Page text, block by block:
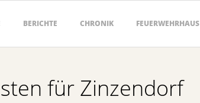
BERICHTE CHRONIK FEUERWEHRHAUS
für Zinzendorf